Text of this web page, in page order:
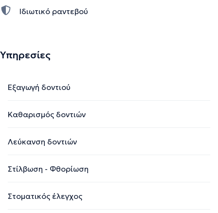
Ιδιωτικό ραντεβού
Υπηρεσίες
Εξαγωγή δοντιού
Καθαρισμός δοντιών
Λεύκανση δοντιών
Στίλβωση - Φθορίωση
Στοματικός έλεγχος